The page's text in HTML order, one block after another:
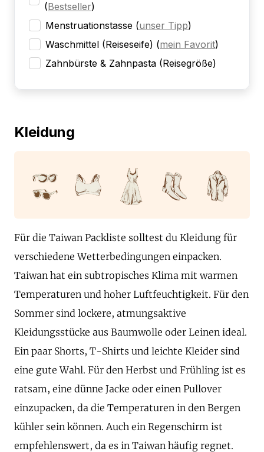
(Bestseller)
Menstruationstasse (unser Tipp)
Waschmittel (Reiseseife) (mein Favorit)
Zahnbürste & Zahnpasta (Reisegröße)
Kleidung
Für die Taiwan Packliste solltest du Kleidung für
verschiedene Wetterbedingungen einpacken.
Taiwan hat ein subtropisches Klima mit warmen
Temperaturen und hoher Luftfeuchtigkeit. Für den
Sommer sind lockere, atmungsaktive
Kleidungsstücke aus Baumwolle oder Leinen ideal.
Ein paar Shorts, T-Shirts und leichte Kleider sind
eine gute Wahl. Für den Herbst und Frühling ist es
ratsam, eine dünne Jacke oder einen Pullover
einzupacken, da die Temperaturen in den Bergen
kühler sein können. Auch ein Regenschirm ist
empfehlenswert, da es in Taiwan häufig regnet.